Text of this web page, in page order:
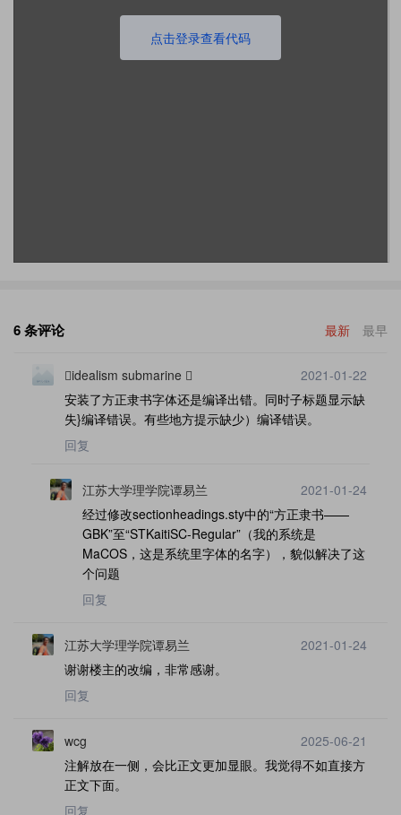
点击登录查看代码
6 条评论 最新 最早
idealism submarine 
2021-01-22
安装了方正隶书字体还是编译出错。同时子标题显示缺
失}编译错误。有些地方提示缺少）编译错误。
回复
江苏大学理学院谭易兰
2021-01-24
经过修改sectionheadings.sty中的“方正隶书——
GBK”至“STKaitiSC-Regular”（我的系统是
MaCOS，这是系统里字体的名字），貌似解决了这
个问题
回复
江苏大学理学院谭易兰
2021-01-24
谢谢楼主的改编，非常感谢。
回复
wcg
2025-06-21
注解放在一侧，会比正文更加显眼。我觉得不如直接方
正文下面。
回复